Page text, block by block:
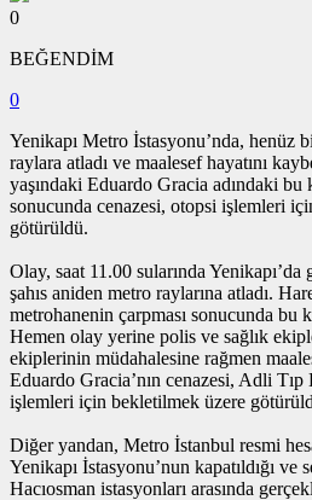
0
BEĞENDİM
0
Yenikapı Metro İstasyonu’nda, henüz
raylara atladı ve maalesef hayatını
yaşındaki Eduardo Gracia adındaki bu
sonucunda cenazesi, otopsi işlemleri
götürüldü.
Olay, saat 11.00 sularında
şahıs aniden metro raylarına atladı.
metrohanenin çarpması sonucunda bu
Hemen olay yerine polis ve sağlık
ekiplerinin müdahalesine rağmen
Eduardo Gracia’nın cenazesi, Adli
işlemleri için bekletilmek üzere
Diğer yandan, Metro İstanbul resmi
Yenikapı İstasyonu’nun kapatıldığı ve
Hacıosman istasyonları arasında